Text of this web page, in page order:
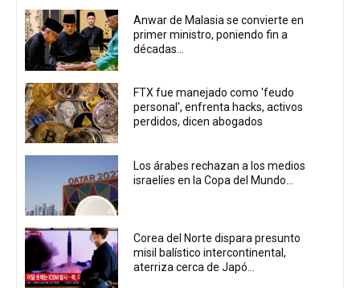
Anwar de Malasia se convierte en
primer ministro, poniendo fin a
décadas...
FTX fue manejado como 'feudo
personal', enfrenta hacks, activos
perdidos, dicen abogados
Los árabes rechazan a los medios
israelíes en la Copa del Mundo...
Corea del Norte dispara presunto
misil balístico intercontinental,
aterriza cerca de Japó...